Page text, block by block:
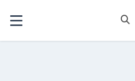
Painel lateral